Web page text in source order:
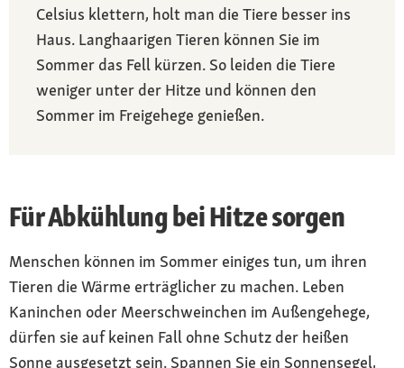
Celsius klettern, holt man die Tiere besser ins
Haus. Langhaarigen Tieren können Sie im
Sommer das Fell kürzen. So leiden die Tiere
weniger unter der Hitze und können den
Sommer im Freigehege genießen.
Für Abkühlung bei Hitze sorgen
Menschen können im Sommer einiges tun, um ihren
Tieren die Wärme erträglicher zu machen. Leben
Kaninchen oder Meerschweinchen im Außengehege,
dürfen sie auf keinen Fall ohne Schutz der heißen
Sonne ausgesetzt sein. Spannen Sie ein Sonnensegel,